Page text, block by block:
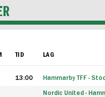
TID LAG
13:00 Hammarby TFF -
Nordic United -